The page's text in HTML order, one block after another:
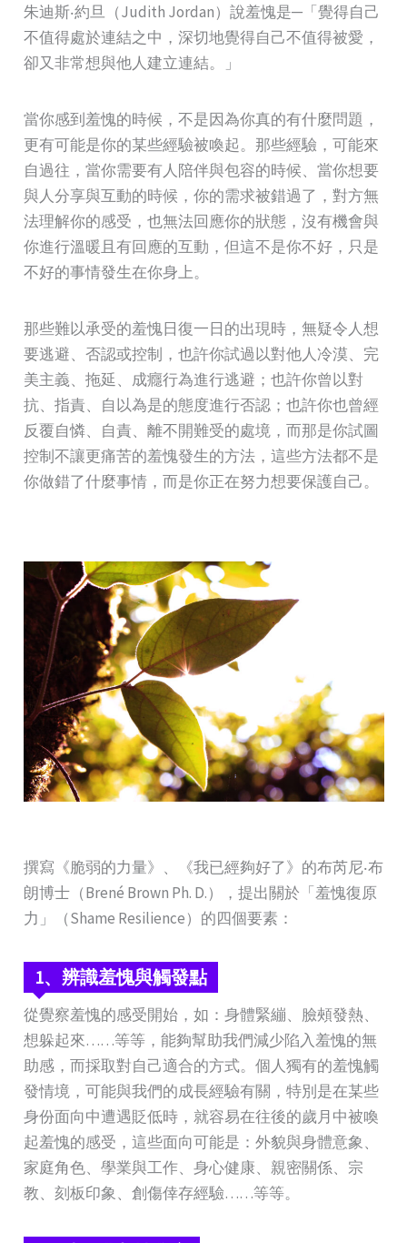
朱迪斯‧約旦（Judith Jordan）說羞愧是─「覺得自己
不值得處於連結之中，深切地覺得自己不值得被愛，
卻又非常想與他人建立連結。」
當你感到羞愧的時候，不是因為你真的有什麼問題，
更有可能是你的某些經驗被喚起。那些經驗，可能來
自過往，當你需要有人陪伴與包容的時候、當你想要
與人分享與互動的時候，你的需求被錯過了，對方無
法理解你的感受，也無法回應你的狀態，沒有機會與
你進行溫暖且有回應的互動，但這不是你不好，只是
不好的事情發生在你身上。
那些難以承受的羞愧日復一日的出現時，無疑令人想
要逃避、否認或控制，也許你試過以對他人冷漠、完
美主義、拖延、成癮行為進行逃避；也許你曾以對
抗、指責、自以為是的態度進行否認；也許你也曾經
反覆自憐、自責、離不開難受的處境，而那是你試圖
控制不讓更痛苦的羞愧發生的方法，這些方法都不是
你做錯了什麼事情，而是你正在努力想要保護自己。
撰寫《脆弱的力量》、《我已經夠好了》的布芮尼‧布
朗博士（Brené Brown Ph. D.），提出關於「羞愧復原
力」（Shame Resilience）的四個要素：
1、辨識羞愧與觸發點
從覺察羞愧的感受開始，如：身體緊繃、臉頰發熱、
想躲起來……等等，能夠幫助我們減少陷入羞愧的無
助感，而採取對自己適合的方式。個人獨有的羞愧觸
發情境，可能與我們的成長經驗有關，特別是在某些
身份面向中遭遇貶低時，就容易在往後的歲月中被喚
起羞愧的感受，這些面向可能是：外貌與身體意象、
家庭角色、學業與工作、身心健康、親密關係、宗
教、刻板印象、創傷倖存經驗……等等。